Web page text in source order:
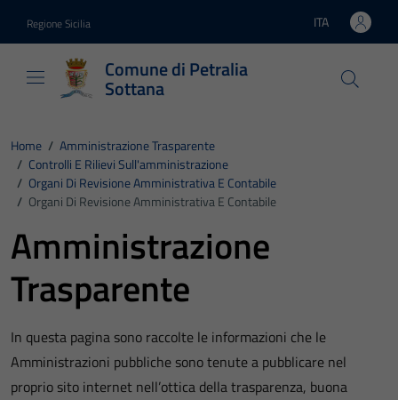
Regione Sicilia Lingua attiva:
ITA
Comune di Petralia
Sottana
Home / Amministrazione Trasparente
/ Controlli E Rilievi Sull'amministrazione
/ Organi Di Revisione Amministrativa E Contabile
/ Organi Di Revisione Amministrativa E Contabile
Amministrazione
Trasparente
In questa pagina sono raccolte le informazioni che le
Amministrazioni pubbliche sono tenute a pubblicare nel
proprio sito internet nell’ottica della trasparenza, buona